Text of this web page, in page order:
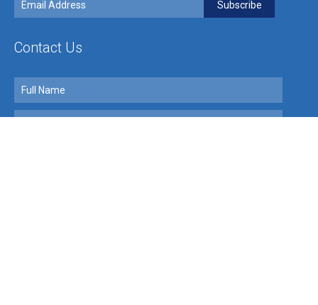
Contact Us